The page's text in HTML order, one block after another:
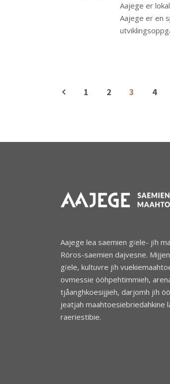
Aajege er
Aajege er en
1 2 3 4
Aajege lea saemien gïele- jïh
Röros-saemien dajvesne.
gïele, kultuvre jïh
ovmessie ööhpehtimmieh,
tjåanghkoesijjieh, darjomh jïh
jeatjah maahtoesiebriedahkine
raeriestibie.